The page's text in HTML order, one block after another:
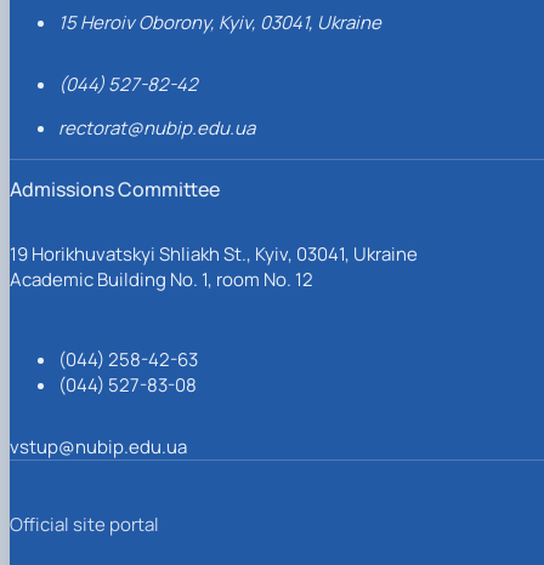
15 Heroiv Oborony, Kyiv, 03041, Ukraine
(044) 527-82-42
rectorat@nubip.edu.ua
Admissions Committee
19 Horikhuvatskyi Shliakh St., Kyiv, 03041, Ukraine
Academic Building No. 1, room No. 12
(044) 258-42-63
(044) 527-83-08
vstup@nubip.edu.ua
Official site portal